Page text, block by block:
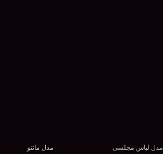
مدل لباس مجلسی مدل مانتو